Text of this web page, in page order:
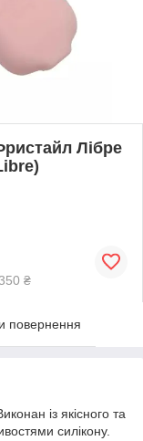
Лібре
₴
повернення
із якісного та
силікону.